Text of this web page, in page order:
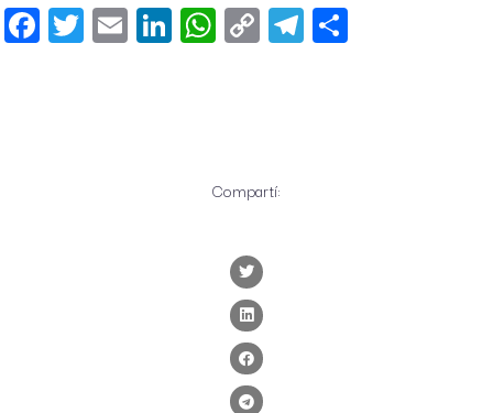
Facebook
Twitter
EmailLinkedIn
WhatsApp
CopyTelegram
Compartí: